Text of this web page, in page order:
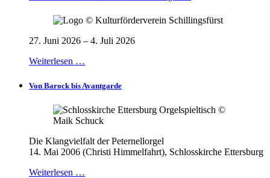
27. Juni 2026 – 4. Juli 2026
Weiterlesen …
Von Barock bis Avantgarde
Die Klangvielfalt der Peternellorgel
14. Mai 2006 (Christi Himmelfahrt), Schlosskirche Ettersburg
Weiterlesen …